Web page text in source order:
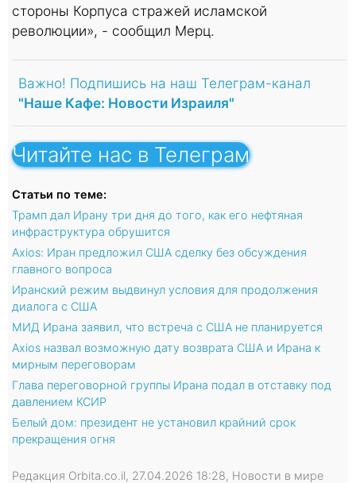
стороны Корпуса стражей исламской
революции», - сообщил Мерц.
Важно! Подпишись на наш Телеграм-канал
"Наше Кафе: Новости Израиля"
Читайте нас в Телеграм
Статьи по теме:
Трамп дал Ирану три дня до того, как его нефтяная
инфраструктура обрушится
Axios: Иран предложил США сделку без обсуждения
главного вопроса
Иранский режим выдвинул условия для продолжения
диалога с США
МИД Ирана заявил, что встреча с США не планируется
Axios назвал возможную дату возврата США и Ирана к
мирным переговорам
Глава переговорной группы Ирана подал в отставку под
давлением КСИР
Белый дом: президент не установил крайний срок
прекращения огня
Редакция Orbita.co.il, 27.04.2026 18:28, Новости в мире